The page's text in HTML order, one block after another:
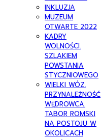
INKLUZJA
MUZEUM
OTWARTE 2022
KADRY
WOLNOŚCI.
SZLAKIEM
POWSTANIA
STYCZNIOWEGO
WIELKI WÓZ.
PRZYNALEŻNOŚĆ
WĘDROWCA.
TABOR ROMSKI
NA POSTOJU W
OKOLICACH